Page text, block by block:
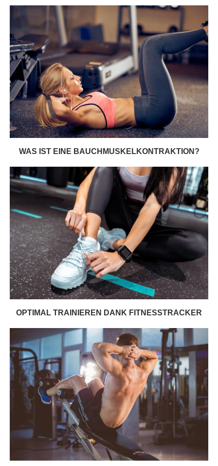
WAS IST EINE BAUCHMUSKELKONTRAKTION?
OPTIMAL TRAINIEREN DANK FITNESSTRACKER